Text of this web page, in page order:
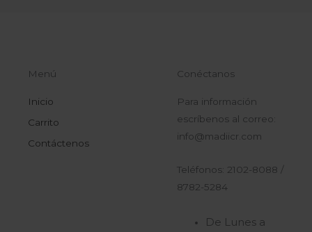
Menú
Inicio
Carrito
Contáctenos
Conéctanos
Para información
escríbenos al correo:
info@madiicr.com
Teléfonos: 2102-8088 /
8782-5284
De Lunes a